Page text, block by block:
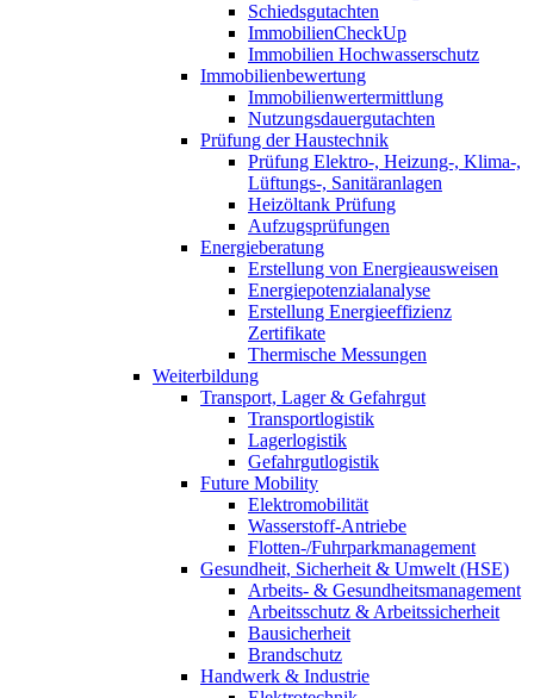
Schiedsgutachten
ImmobilienCheckUp
Immobilien Hochwasserschutz
Immobilienbewertung
Immobilienwertermittlung
Nutzungsdauergutachten
Prüfung der Haustechnik
Prüfung Elektro-, Heizung-, Klima-,
Lüftungs-, Sanitäranlagen
Heizöltank Prüfung
Aufzugsprüfungen
Energieberatung
Erstellung von Energieausweisen
Energiepotenzialanalyse
Erstellung Energieeffizienz
Zertifikate
Thermische Messungen
Weiterbildung
Transport, Lager & Gefahrgut
Transportlogistik
Lagerlogistik
Gefahrgutlogistik
Future Mobility
Elektromobilität
Wasserstoff-Antriebe
Flotten-/Fuhrparkmanagement
Gesundheit, Sicherheit & Umwelt (HSE)
Arbeits- & Gesundheitsmanagement
Arbeitsschutz & Arbeitssicherheit
Bausicherheit
Brandschutz
Handwerk & Industrie